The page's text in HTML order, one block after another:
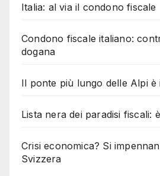
Italia: al via il condono fiscale
Condono fiscale italiano:
dogana
Il ponte più lungo delle Alpi è
Lista nera dei paradisi fiscali:
Crisi economica? Si
Svizzera